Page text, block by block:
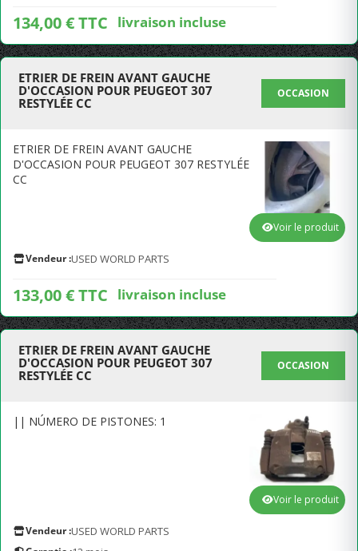
134,00 € TTC livraison incluse
ETRIER DE FREIN AVANT GAUCHE
D'OCCASION POUR PEUGEOT 307
RESTYLÉE CC
OCCASION
ETRIER DE FREIN AVANT GAUCHE
D'OCCASION POUR PEUGEOT 307 RESTYLÉE
CC
Vendeur :USED WORLD PARTS
133,00 € TTC livraison incluse
Voir le produit
ETRIER DE FREIN AVANT GAUCHE
D'OCCASION POUR PEUGEOT 307
RESTYLÉE CC
OCCASION
|| NÚMERO DE PISTONES: 1
Vendeur :USED WORLD PARTS
Voir le produit